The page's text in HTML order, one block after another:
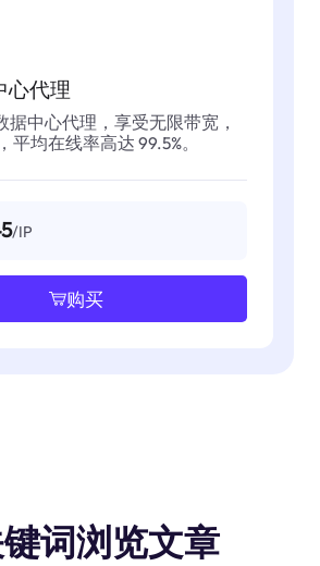
心代理
据中心代理，享受无限带宽，
平均在线率高达 99.5%。
/IP
购买
词浏览文章